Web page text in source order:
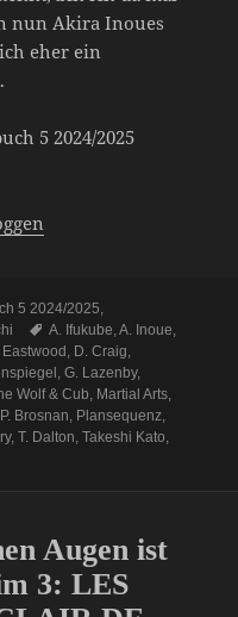
nun Akira Inoues
eher ein
5 2024/2025
5 2024/2025,
Schlagwörter
A. Ifukube,A. Inoue,
, D. Craig,
,G. Lazenby,
Wolf & Cub, Martial Arts,
P. Brosnan, Plansequenz,
,T. Dalton,Takeshi Kato,
Augen ist
3: LES